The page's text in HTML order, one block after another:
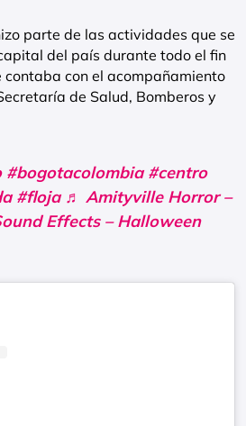
parte de las actividades que se
del país durante todo el fin
contaba con el acompañamiento
de Salud, Bomberos y
#bogotacolombia #centro
#floja ♬ Amityville Horror –
Effects – Halloween